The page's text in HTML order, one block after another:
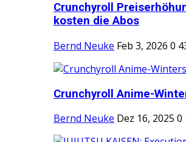
Crunchyroll
kosten die Abos
Bernd Neuke Feb 3, 2026 0
Crunchyroll Anime-
Bernd Neuke Dez 16, 2025 0